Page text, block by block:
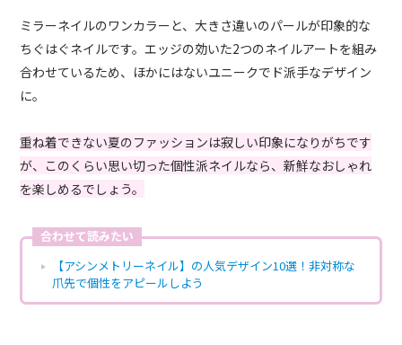
ミラーネイルのワンカラーと、大きさ違いのパールが印象的な
ちぐはぐネイルです。エッジの効いた2つのネイルアートを組み
合わせているため、ほかにはないユニークでド派手なデザイン
に。
重ね着できない夏のファッションは寂しい印象になりがちです
が、このくらい思い切った個性派ネイルなら、新鮮なおしゃれ
を楽しめるでしょう。
合わせて読みたい
【アシンメトリーネイル】の人気デザイン10選！非対称な
爪先で個性をアピールしよう